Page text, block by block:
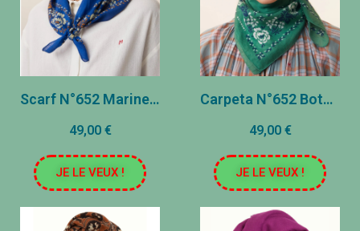
Scarf N°652 Marine Blue
49,00 €
JE LE VEUX !
Carpeta N°652 Botella verde
49,00 €
JE LE VEUX !